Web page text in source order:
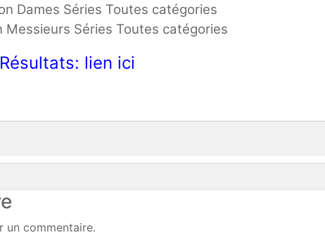
Dames Séries Toutes catégories
Messieurs Séries Toutes catégories
Résultats: lien ici
un commentaire.